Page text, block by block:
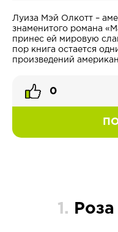
Луиза Мэй Олкотт –
знаменитого романа
принес ей мировую
пор книга остается
произведений
0
1.